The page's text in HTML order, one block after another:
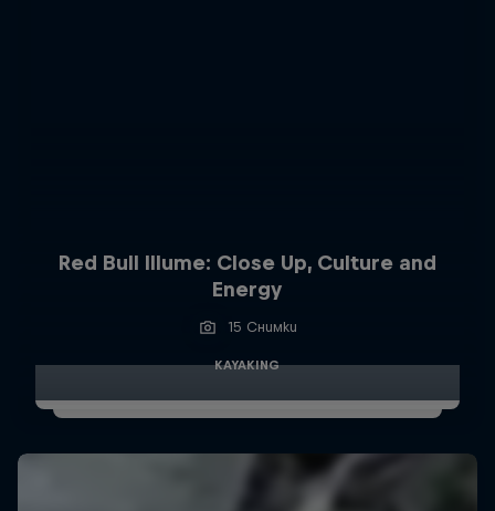
Red Bull Illume: Close Up, Culture and
Energy
15 Снимки
KAYAKING